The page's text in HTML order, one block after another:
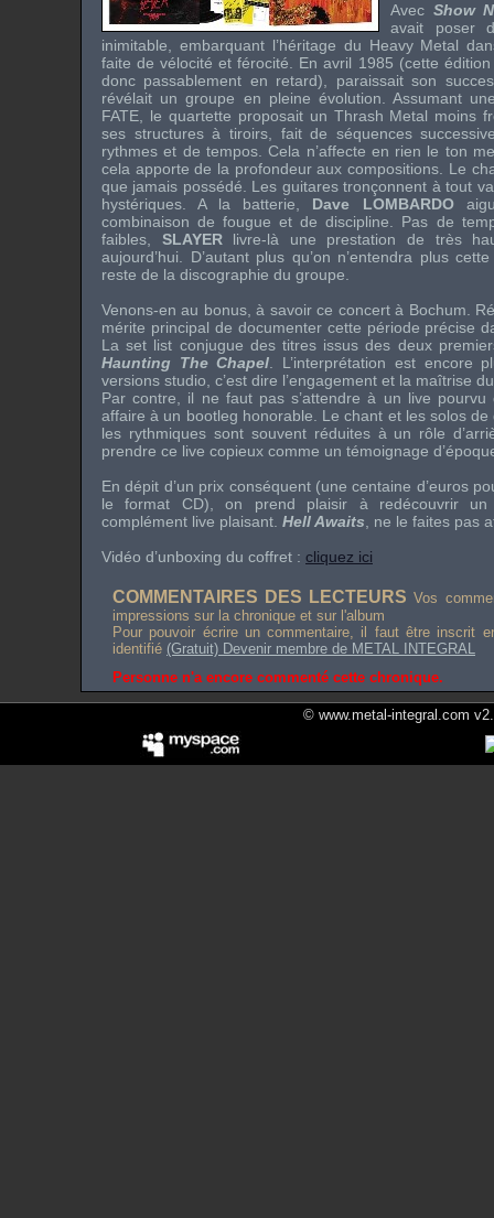
Avec Show
avait poser
inimitable, embarquant l’héritage du Heavy Metal
faite de vélocité et férocité. En avril 1985 (cette
donc passablement en retard), paraissait son
révélait un groupe en pleine évolution. Assumant
FATE , le quartette proposait un Thrash Metal moins
ses structures à tiroirs, fait de séquences
rythmes et de tempos. Cela n’affecte en rien le ton
cela apporte de la profondeur aux compositions. Le
que jamais possédé. Les guitares tronçonnent à tout
hystériques. A la batterie, Dave LOMBARDO
combinaison de fougue et de discipline. Pas de
faibles, SLAYERlivre-là une prestation de très
aujourd’hui. D’autant plus qu’on n’entendra plus
reste de la discographie du groupe.
Venons-en au bonus, à savoir ce concert à Bochum.
mérite principal de documenter cette période précise
La set list conjugue des titres issus des deux
Haunting The Chapel . L’interprétation est encore
versions studio, c’est dire l’engagement et la maîtrise
Par contre, il ne faut pas s’attendre à un live pourvu
affaire à un bootleg honorable. Le chant et les solos
les rythmiques sont souvent réduites à un rôle
prendre ce live copieux comme un témoignage
En dépit d’un prix conséquent (une centaine d’euros
le format CD), on prend plaisir à redécouvrir
complément live plaisant. Hell Awaits , ne le faites pas
Vidéo d’unboxing du coffret : cliquez ici
COMMENTAIRES DES LECTEURS Vos
impressions sur la chronique et sur l'album
Pour pouvoir écrire un commentaire, il faut être inscrit
identifié (Gratuit) Devenir membre de METAL INTEGRAL
Personne n'a encore commenté cette chronique.
© www.metal-integral.com